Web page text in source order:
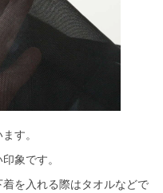
す。
象です。
を入れる際はタオルなどで